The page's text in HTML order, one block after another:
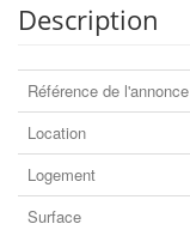
Description
Référence de l'annonce
Location
Logement
Surface